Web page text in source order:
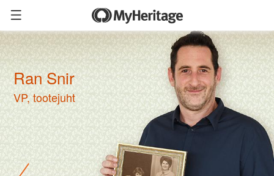
Ran Snir
VP, tootejuht